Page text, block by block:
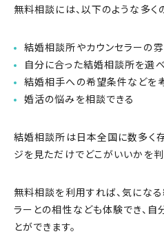
無料相談には、以下のような多く
結婚相談所やカウンセラーの
自分に合った結婚相談所を選
結婚相手への希望条件などを
婚活の悩みを相談できる
結婚相談所は日本全国に数多く
ジを見ただけでどこがいいかを判
無料相談を利用すれば、気にな
ラーとの相性なども体験でき、自
とができます。